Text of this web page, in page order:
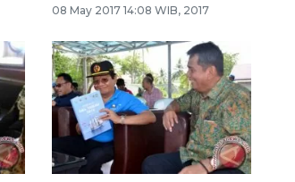
08 May 2017 14:08 WIB, 2017